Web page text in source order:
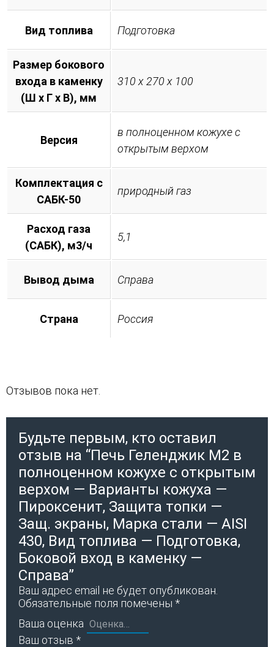
Вид топлива Подготовка
Размер бокового
входа в каменку
(Ш х Г х В), мм
310 х 270 х 100
Версия
в полноценном кожухе с
открытым верхом
Комплектация с
САБК-50
природный газ
Расход газа
(САБК), м3/ч
5,1
Вывод дыма Справа
Страна Россия
Отзывов пока нет.
Будьте первым, кто оставил
отзыв на “Печь Геленджик М2 в
полноценном кожухе с открытым
верхом — Варианты кожуха —
Пироксенит, Защита топки —
Защ. экраны, Марка стали — AISI
430, Вид топлива — Подготовка,
Боковой вход в каменку —
Справа”
Ваш адрес email не будет опубликован.
Обязательные поля помечены *
Ваша оценка
Ваш отзыв *